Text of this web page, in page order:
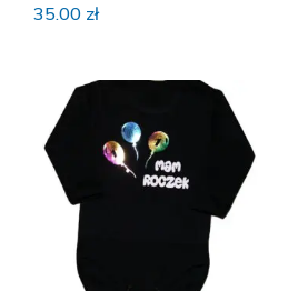
35.00 zł